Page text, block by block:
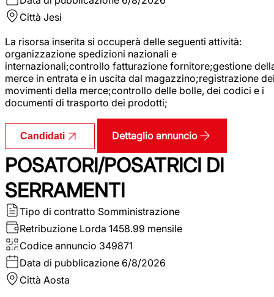
Città Jesi
La risorsa inserita si occuperà delle seguenti attività:
organizzazione spedizioni nazionali e
internazionali;controllo fatturazione fornitore;gestione
merce in entrata e in uscita dal magazzino;registrazione
movimenti della merce;controllo delle bolle, dei codici e i
documenti di trasporto dei prodotti;
Candidati Dettaglio annuncio
POSATORI/POSATRICI DI
SERRAMENTI
Tipo di contratto Somministrazione
Retribuzione Lorda 1458.99 mensile
Codice annuncio 349871
Data di pubblicazione 6/8/2026
Città Aosta